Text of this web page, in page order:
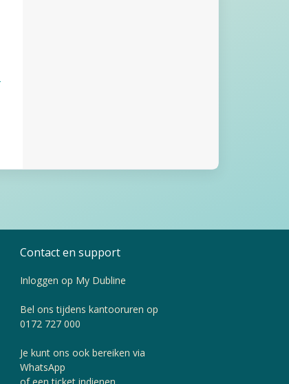
Contact en support
Inloggen op My Dubline
Bel ons tijdens kantooruren op
0172 727 000
Je kunt ons ook bereiken via
WhatsApp